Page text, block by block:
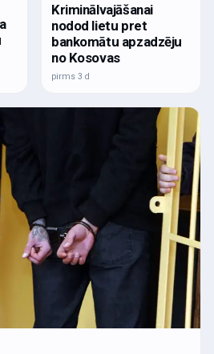
Kriminālvajāšanai
nodod lietu pret
bankomātu apzadzēju
no Kosovas
pirms 3 d